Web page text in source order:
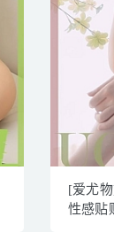
[爱尤
性感贴